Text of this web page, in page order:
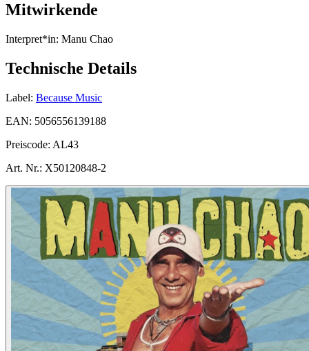
Mitwirkende
Interpret*in: Manu Chao
Technische Details
Label: Because Music
EAN: 5056556139188
Preiscode: AL43
Art. Nr.: X50120848-2